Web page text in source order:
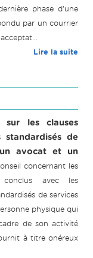
phase d'une
par un courrier
Lire la suite
sur les clauses
standardisés de
avocat et un
concernant les
avec les
de services
physique qui
de son activité
à titre onéreux